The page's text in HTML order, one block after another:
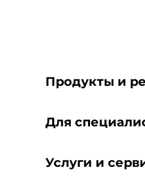
Продукты и
Для
Услуги и